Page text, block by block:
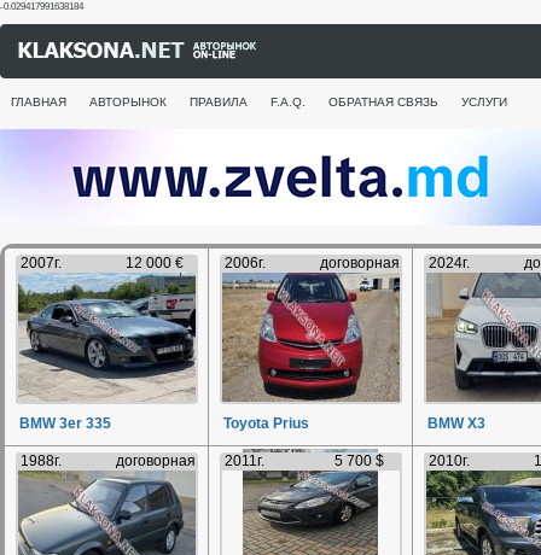
-0.029417991638184
ГЛАВНАЯ АВТОРЫНОК ПРАВИЛА F.A.Q. ОБРАТНАЯ СВЯЗЬ УСЛУГИ
2007г. 12 000 €
BMW 3er 335
2006г. договорная
Toyota Prius
2024г.
BMW X3
1988г. договорная 2011г. 5 700 $ 2010г.